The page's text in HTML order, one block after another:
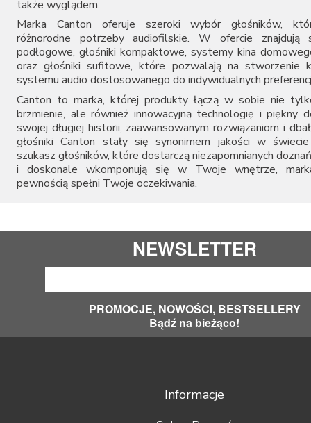
także wyglądem.
Marka Canton oferuje szeroki wybór głośników,
różnorodne potrzeby audiofilskie. W ofercie znajdują
podłogowe, głośniki kompaktowe, systemy kina
oraz głośniki sufitowe, które pozwalają na stworzenie
systemu audio dostosowanego do indywidualnych
Canton to marka, której produkty łączą w sobie nie
brzmienie, ale również innowacyjną technologię i piękny
swojej długiej historii, zaawansowanym rozwiązaniom i
głośniki Canton stały się synonimem jakości w
szukasz głośników, które dostarczą niezapomnianych
i doskonale wkomponują się w Twoje wnętrze,
pewnością spełni Twoje oczekiwania.
NEWSLETTER
PROMOCJE, NOWOŚCI, BESTSELLERY
Bądź na bieżąco!
Informacje